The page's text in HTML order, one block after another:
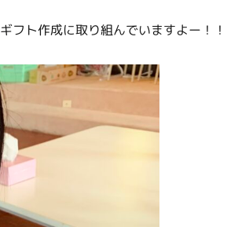
ギフト作成に取り組んでいますよー！！